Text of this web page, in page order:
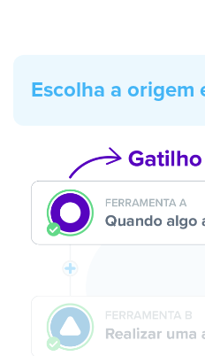
Escolha a origem